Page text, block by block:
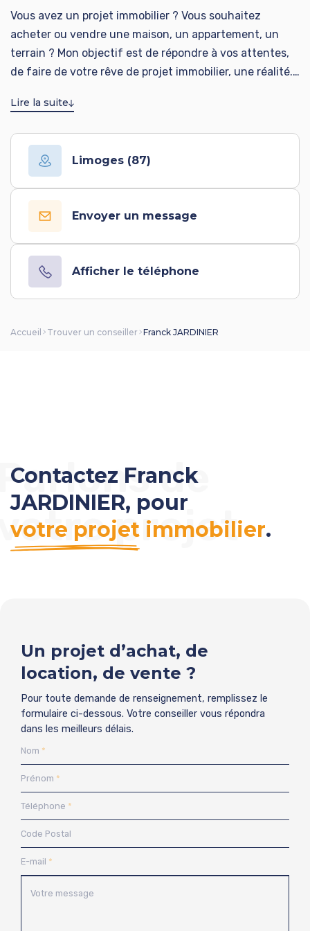
Vous avez un projet immobilier ? Vous souhaitez
acheter ou vendre une maison, un appartement, un
terrain ? Mon objectif est de répondre à vos attentes,
de faire de votre rêve de projet immobilier, une réalité.
est la garantie d'un projet abouti et réussi. Je serai
projet, jusqu'à la signature chez le notaire. Grâce au
réseau Advicim, votre bien sera largement diffusé sur
de nombreuses plateformes professionnelles afin de lui
Lire la suite
Limoges (87)
Envoyer un message
Afficher le téléphone
Accueil Trouver un conseiller Franck JARDINIER
de
projet
Contactez Franck
JARDINIER, pour
votre projet immobilier.
Un projet d’achat, de
location, de vente ?
Pour toute demande de renseignement, remplissez le
formulaire ci-dessous. Votre conseiller vous répondra
dans les meilleurs délais.
Nom
Prénom
Téléphone
Code Postal
E-mail
Votre message